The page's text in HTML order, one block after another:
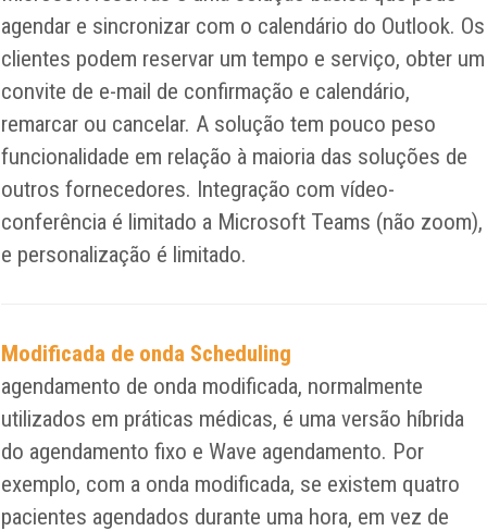
agendar e sincronizar com o calendário do Outlook. Os
clientes podem reservar um tempo e serviço, obter um
convite de e-mail de confirmação e calendário,
remarcar ou cancelar. A solução tem pouco peso
funcionalidade em relação à maioria das soluções de
outros fornecedores. Integração com vídeo-
conferência é limitado a Microsoft Teams (não zoom),
e personalização é limitado.
Modificada de onda Scheduling
agendamento de onda modificada, normalmente
utilizados em práticas médicas, é uma versão híbrida
do agendamento fixo e Wave agendamento. Por
exemplo, com a onda modificada, se existem quatro
pacientes agendados durante uma hora, em vez de